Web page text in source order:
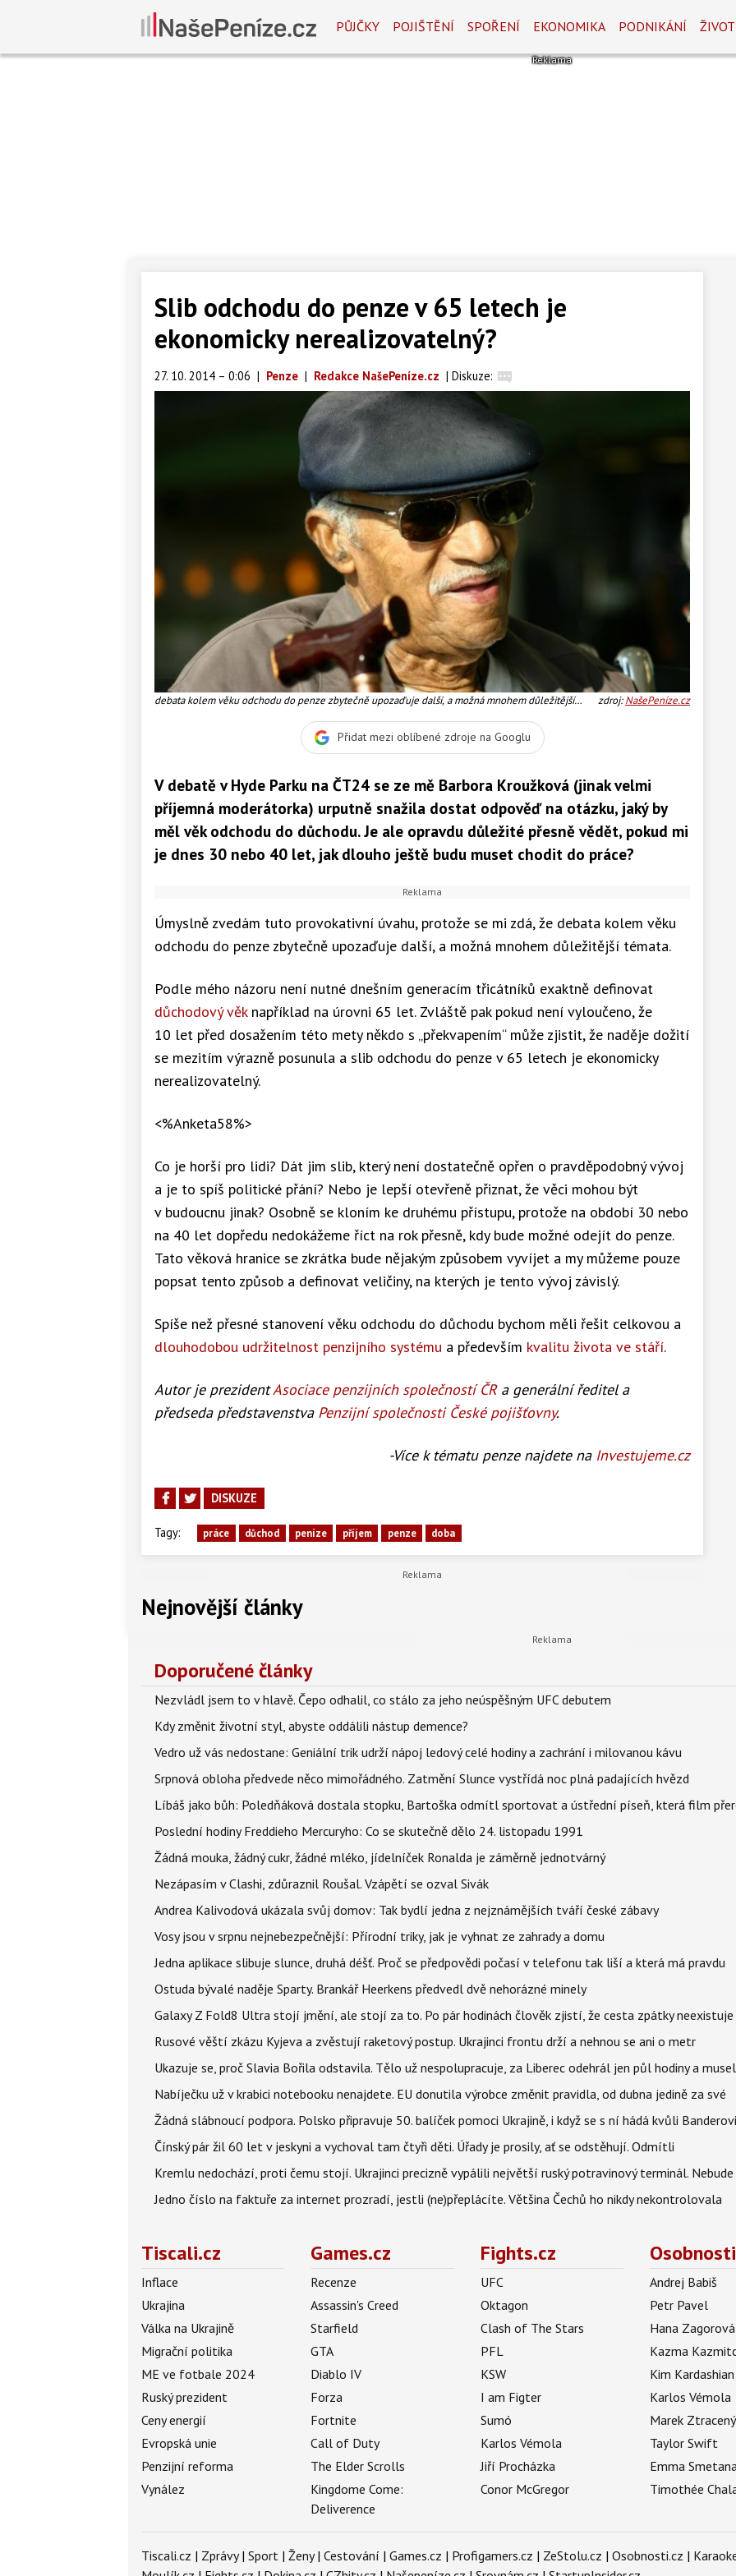
PŮJČKY POJIŠTĚNÍ SPOŘENÍ EKONOMIKA PODNIKÁNÍ
Slib odchodu do penze v 65 letech je
ekonomicky nerealizovatelný?
27. 10. 2014 – 0:06 | Penze | Redakce NašePeníze.cz | Diskuze:
debata kolem věku odchodu do penze zbytečně upozaďuje další, a možná mnohem důležitější
zdroj:NašePeníze.cz
Přidat mezi oblíbené zdroje na Googlu
V debatě v Hyde Parku na ČT24 se ze mě Barbora Kroužková (jinak velmi
příjemná moderátorka) urputně snažila dostat odpověď na otázku, jaký by
měl věk odchodu do důchodu. Je ale opravdu důležité přesně vědět, pokud mi
je dnes 30 nebo 40 let, jak dlouho ještě budu muset chodit do práce?
Úmyslně zvedám tuto provokativní úvahu, protože se mi zdá, že debata kolem věku
odchodu do penze zbytečně upozaďuje další, a možná mnohem důležitější témata.
Podle mého názoru není nutné dnešním generacím třicátníků exaktně definovat
důchodový věknapříklad na úrovni 65 let. Zvláště pak pokud není vyloučeno, že
10 let před dosažením této mety někdo s „překvapením“ může zjistit, že naděje dožití
se mezitím výrazně posunula a slib odchodu do penze v 65 letech je ekonomicky
nerealizovatelný.
<%Anketa58%>
Co je horší pro lidi? Dát jim slib, který není dostatečně opřen o pravděpodobný vývoj
a je to spíš politické přání? Nebo je lepší otevřeně přiznat, že věci mohou být
v budoucnu jinak? Osobně se kloním ke druhému přístupu, protože na období 30 nebo
na 40 let dopředu nedokážeme říct na rok přesně, kdy bude možné odejít do penze.
Tato věková hranice se zkrátka bude nějakým způsobem vyvíjet a my můžeme pouze
popsat tento způsob a definovat veličiny, na kterých je tento vývoj závislý.
Spíše než přesné stanovení věku odchodu do důchodu bychom měli řešit celkovou a
dlouhodobou udržitelnost penzijního systému a především kvalitu života ve stáří.
Autor je prezidentAsociace penzijních společností ČRa generální ředitel a
předseda představenstva Penzijní společnosti České pojišťovny.
-Více k tématu penze najdete na Investujeme.cz
DISKUZE
Tagy: práce důchod peníze příjem penze doba
Nejnovější články
Doporučené články
Nezvládl jsem to v hlavě. Čepo odhalil, co stálo za jeho neúspěšným UFC debutem
Kdy změnit životní styl, abyste oddálili nástup demence?
Vedro už vás nedostane: Geniální trik udrží nápoj ledový celé hodiny a zachrání i milovanou kávu
Srpnová obloha předvede něco mimořádného. Zatmění Slunce vystřídá noc plná padajících hvězd
Líbáš jako bůh: Poledňáková dostala stopku, Bartoška odmítl sportovat a ústřední píseň, která film
Poslední hodiny Freddieho Mercuryho: Co se skutečně dělo 24. listopadu 1991
Žádná mouka, žádný cukr, žádné mléko, jídelníček Ronalda je záměrně jednotvárný
Nezápasím v Clashi, zdůraznil Roušal. Vzápětí se ozval Sivák
Andrea Kalivodová ukázala svůj domov: Tak bydlí jedna z nejznámějších tváří české zábavy
Vosy jsou v srpnu nejnebezpečnější: Přírodní triky, jak je vyhnat ze zahrady a domu
Jedna aplikace slibuje slunce, druhá déšť. Proč se předpovědi počasí v telefonu tak liší a která má pravdu
Ostuda bývalé naděje Sparty. Brankář Heerkens předvedl dvě nehorázné minely
Galaxy Z Fold8 Ultra stojí jmění, ale stojí za to. Po pár hodinách člověk zjistí, že cesta zpátky neexistuje
Rusové věští zkázu Kyjeva a zvěstují raketový postup. Ukrajinci frontu drží a nehnou se ani o metr
Ukazuje se, proč Slavia Bořila odstavila. Tělo už nespolupracuje, za Liberec odehrál jen půl hodiny a
Nabíječku už v krabici notebooku nenajdete. EU donutila výrobce změnit pravidla, od dubna jedině za své
Žádná slábnoucí podpora. Polsko připravuje 50. balíček pomoci Ukrajině, i když se s ní hádá kvůli Banderovi
Čínský pár žil 60 let v jeskyni a vychoval tam čtyři děti. Úřady je prosily, ať se odstěhují. Odmítli
Kremlu nedochází, proti čemu stojí. Ukrajinci precizně vypálili největší ruský potravinový terminál.
Jedno číslo na faktuře za internet prozradí, jestli (ne)přeplácíte. Většina Čechů ho nikdy nekontrolovala
Tiscali.cz
Inflace
Ukrajina
Válka na Ukrajině
Migrační politika
ME ve fotbale 2024
Ruský prezident
Ceny energií
Evropská unie
Penzijní reforma
Vynález
Games.cz
Recenze
Assassin's Creed
Starfield
GTA
Diablo IV
Forza
Fortnite
Call of Duty
The Elder Scrolls
Kingdome Come:
Deliverence
Fights.cz
UFC
Oktagon
Clash of The Stars
PFL
KSW
I am Figter
Sumó
Karlos Vémola
Jiří Procházka
Conor McGregor
Andrej Babiš
Petr Pavel
Hana Zagorová
Kazma
Kim Kardashian
Karlos Vémola
Marek Ztracený
Taylor Swift
Emma
Timothée
Tiscali.cz | Zprávy| Sport | Ženy| Cestování | Games.cz | Profigamers.cz | ZeStolu.cz | Osobnosti.cz |